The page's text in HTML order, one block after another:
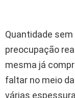
Quantidade
preocupação
mesma já
faltar no meio
várias